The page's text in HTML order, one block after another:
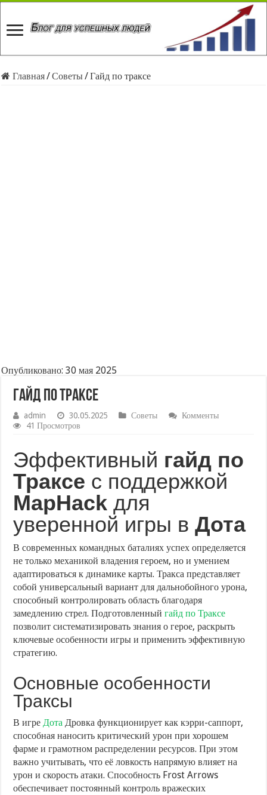
Главная/Советы/Гайд по траксе
Опубликовано: 30 мая 2025
Гайд по траксе
admin 30.05.2025 Советы
Комменты
41 Просмотров
Эффективный гайд по
Траксе с поддержкой
MapHack для
уверенной игры вДота
В современных командных баталиях успех определяется
не только механикой владения героем, но и умением
адаптироваться к динамике карты. Тракса представляет
собой универсальный вариант для дальнобойного урона,
способный контролировать область благодаря
замедлению стрел. Подготовленныйгайд по Траксе
позволит систематизировать знания о герое, раскрыть
ключевые особенности игры и применить эффективную
стратегию.
Основные особенности
Траксы
В игре Дота Дровка функционирует как кэрри-саппорт,
способная наносить критический урон при хорошем
фарме и грамотном распределении ресурсов. При этом
важно учитывать, что её ловкость напрямую влияет на
урон и скорость атаки. Способность Frost Arrows
обеспечивает постоянный контроль вражеских